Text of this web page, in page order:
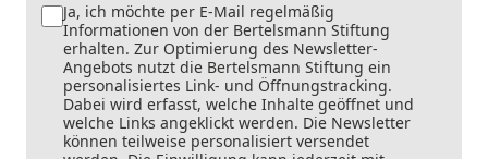
Ja, ich möchte per E-Mail regelmäßig
Informationen von der Bertelsmann Stiftung
erhalten. Zur Optimierung des Newsletter-
Angebots nutzt die Bertelsmann Stiftung ein
personalisiertes Link- und Öffnungstracking.
Dabei wird erfasst, welche Inhalte geöffnet und
welche Links angeklickt werden. Die Newsletter
können teilweise personalisiert versendet